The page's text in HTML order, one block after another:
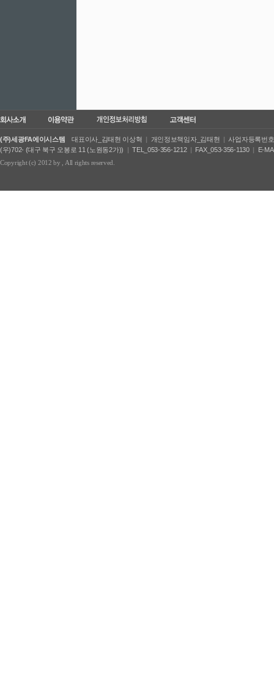
(주)세광FA에이시스템 대표이사_김태현 이상혁 | 개인정보책임자_김태현 | 사업자등록번
(우)702- (대구 북구 오봉로 11 (노원동2가))
| TEL_053-356-1212 | FAX_053-356-1130 |
E-
Copyright (c) 2012 by
, All rights reserved.